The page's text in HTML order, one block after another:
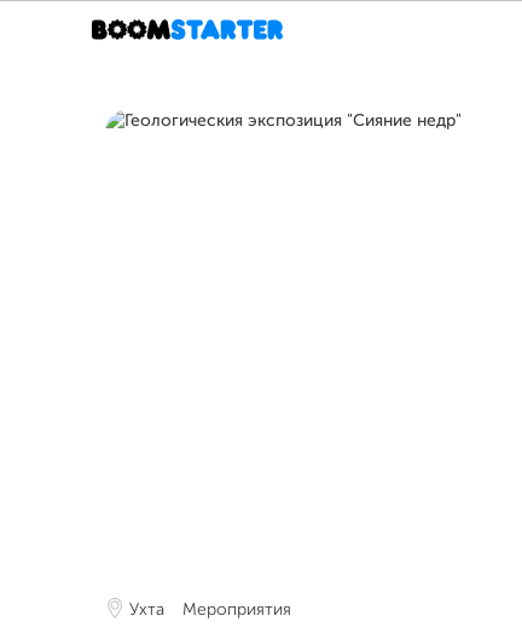
Ухта Мероприятия